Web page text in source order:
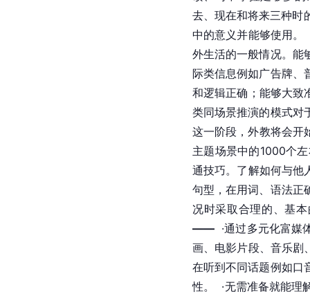
去、现在和将来三种时
中的意义并能够使用。
外生活的一般情况。能
际类信息例如广告牌、
和逻辑正确；能够大致
类同场景推演的模式对
这一阶段，外教将会开
主题场景中的1000个
通技巧。了解如何与他
句型，在用词、语法正
况时采取合理的、基
—— ·通过多元化富媒
画、电影片段、音乐剧
在听到不同话题例如口
性。  ·无需准备就能